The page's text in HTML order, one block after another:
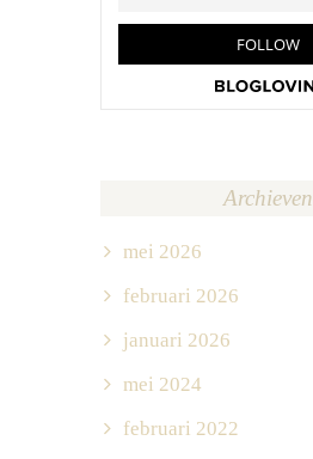
Archieven
mei 2026
februari 2026
januari 2026
mei 2024
februari 2022